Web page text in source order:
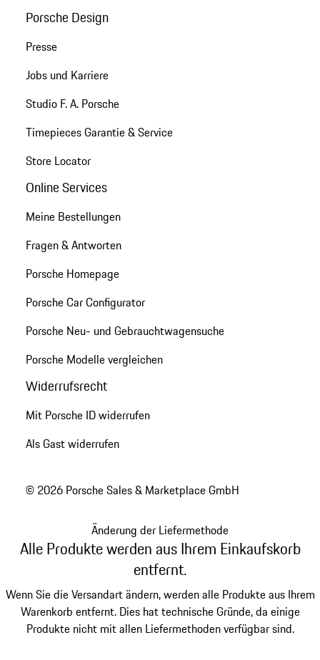
Porsche Design
Presse
Jobs und Karriere
Studio F. A. Porsche
Timepieces Garantie & Service
Store Locator
Online Services
Meine Bestellungen
Fragen & Antworten
Porsche Homepage
Porsche Car Configurator
Porsche Neu- und Gebrauchtwagensuche
Porsche Modelle vergleichen
Widerrufsrecht
Mit Porsche ID widerrufen
Als Gast widerrufen
© 2026 Porsche Sales & Marketplace GmbH
Änderung der Liefermethode
Alle Produkte werden aus Ihrem Einkaufskorb
entfernt.
Wenn Sie die Versandart ändern, werden alle Produkte aus Ihrem
Warenkorb entfernt. Dies hat technische Gründe, da einige
Produkte nicht mit allen Liefermethoden verfügbar sind.